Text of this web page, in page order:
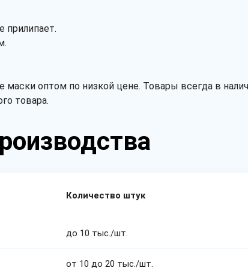
прилипает.
оптом по низкой цене. Товары всегда в
товара.
Количество штук
до 10 тыс./шт.
от 10 до 20 тыс./шт.